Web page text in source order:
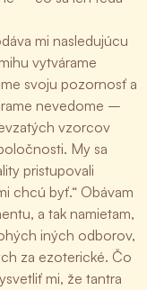
mi nasledujúcu
vytvárame
svoju pozornosť a
nevedome –
vzorcov
My sa
pristupovali
chcú byť.“ Obávam
a tak namietam,
iných odborov,
za ezoterické. Čo
mi, že tantra